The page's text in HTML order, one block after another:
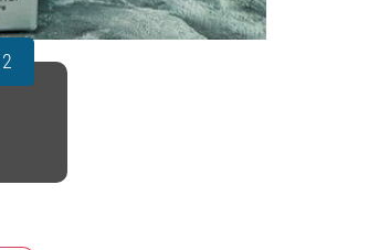
2